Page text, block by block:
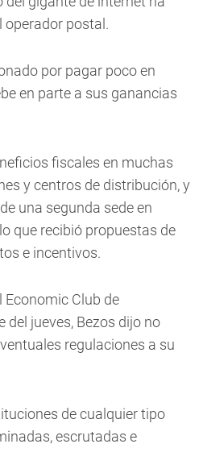
operador postal.
por pagar poco en
en parte a sus ganancias
fiscales en muchas
y centros de distribución, y
una segunda sede en
que recibió propuestas de
e incentivos.
Economic Club de
del jueves, Bezos dijo no
regulaciones a su
de cualquier tipo
escrutadas e